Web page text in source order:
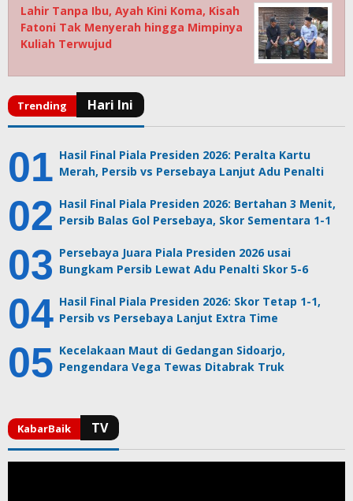
Lahir Tanpa Ibu, Ayah Kini Koma, Kisah
Fatoni Tak Menyerah hingga Mimpinya
Kuliah Terwujud
Hasil Final Piala Presiden 2026: Peralta Kartu
Merah, Persib vs Persebaya Lanjut Adu Penalti
Hasil Final Piala Presiden 2026: Bertahan 3 Menit,
Persib Balas Gol Persebaya, Skor Sementara 1-1
Persebaya Juara Piala Presiden 2026 usai
Bungkam Persib Lewat Adu Penalti Skor 5-6
Hasil Final Piala Presiden 2026: Skor Tetap 1-1,
Persib vs Persebaya Lanjut Extra Time
Kecelakaan Maut di Gedangan Sidoarjo,
Pengendara Vega Tewas Ditabrak Truk